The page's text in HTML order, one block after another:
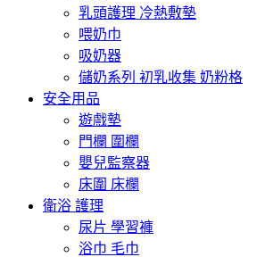
乳頭護理 冷熱敷墊
喂奶巾
吸奶器
儲奶系列 初乳收集 奶粉格
安全用品
遊戲墊
門欄 圍欄
嬰兒監察器
床圍 床欄
衛浴 護理
尿片 學習褲
浴巾 毛巾